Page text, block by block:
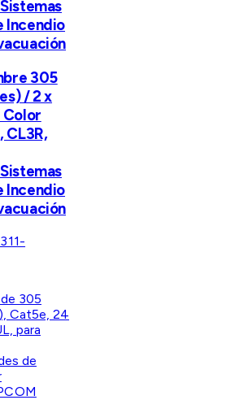
Incendio
305
/ 2 x
Color
CL3R,
Incendio